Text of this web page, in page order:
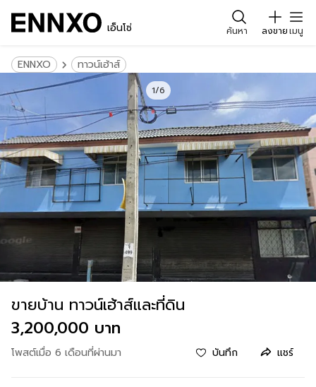
เอ็นโซ่ ค้นหา ลงขายเมนู
ENNXO ทาวน์เฮ้าส์
1/6
ขายบ้าน ทาวน์เฮ้าส์และที่ดิน
3,200,000 บาท
โพสต์เมื่อ 6 เดือนที่ผ่านมา บันทึก แชร์